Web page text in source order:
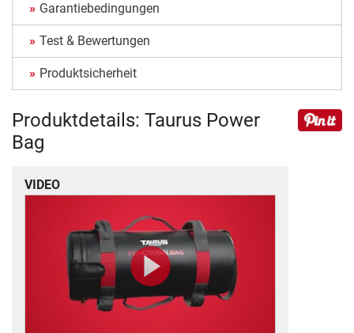
Garantiebedingungen
Test & Bewertungen
Produktsicherheit
Produktdetails: Taurus Power
Bag
VIDEO